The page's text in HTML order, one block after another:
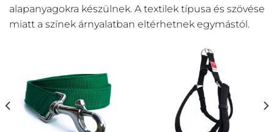
alapanyagokra készülnek. A textilek típusa és szövése
miatt a színek árnyalatban eltérhetnek egymástól.